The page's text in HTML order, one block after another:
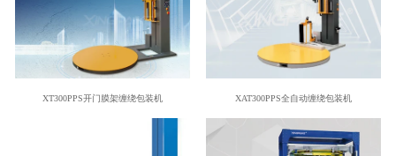
XT300PPS开门膜架缠绕包装机 XAT300PPS全自动缠绕包装机